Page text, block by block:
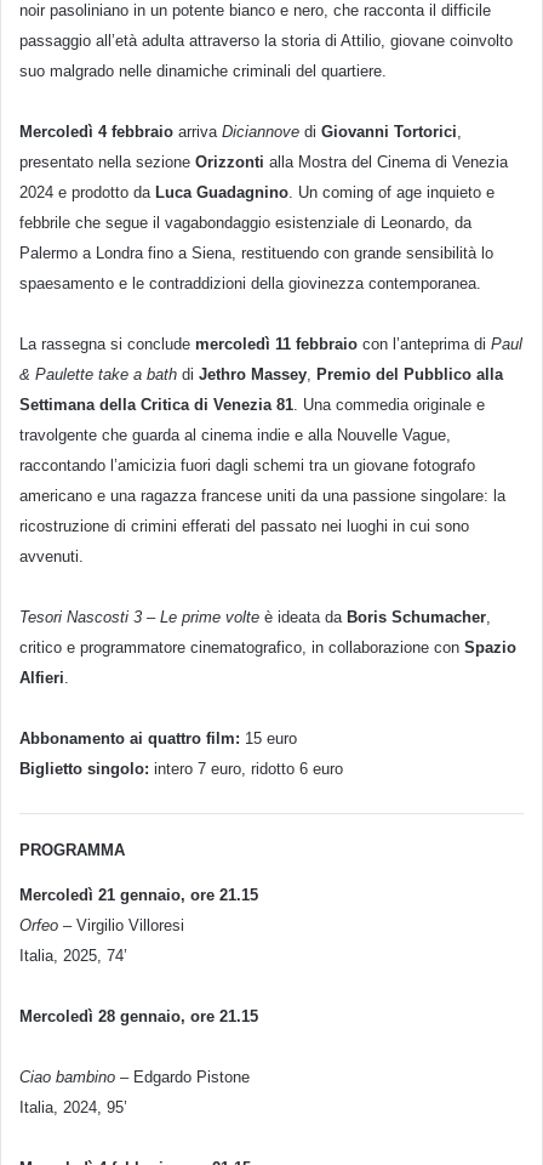
noir pasoliniano in un potente bianco e nero, che racconta il difficile
passaggio all’età adulta attraverso la storia di Attilio, giovane coinvolto
suo malgrado nelle dinamiche criminali del quartiere.
Mercoledì 4 febbraio arriva Diciannove di Giovanni Tortorici
presentato nella sezione Orizzonti alla Mostra del Cinema di Venezia
2024 e prodotto da Luca Guadagnino . Un coming of age inquieto e
febbrile che segue il vagabondaggio esistenziale di Leonardo, da
Palermo a Londra fino a Siena, restituendo con grande sensibilità lo
spaesamento e le contraddizioni della giovinezza contemporanea.
La rassegna si conclude mercoledì 11 febbraio con l’anteprima di Paul
& Paulette take a bath di Jethro Massey Premio del Pubblico alla
Settimana della Critica di Venezia 81 . Una commedia originale e
travolgente che guarda al cinema indie e alla Nouvelle Vague,
raccontando l’amicizia fuori dagli schemi tra un giovane fotografo
americano e una ragazza francese uniti da una passione singolare: la
ricostruzione di crimini efferati del passato nei luoghi in cui sono
avvenuti.
Tesori Nascosti 3 – Le prime volte è ideata da Boris Schumacher
critico e programmatore cinematografico, in collaborazione con Spazio
Alfieri
Abbonamento ai quattro film: 15 euro
Biglietto singolo: intero 7 euro, ridotto 6 euro
PROGRAMMA
Mercoledì 21 gennaio, ore 21.15
Orfeo – Virgilio Villoresi
Italia, 2025, 74’
Mercoledì 28 gennaio, ore 21.15
Ciao bambino – Edgardo Pistone
Italia, 2024, 95’